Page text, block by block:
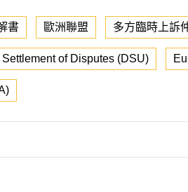
書 歐洲聯盟 多方臨時上訴
of Disputes (DSU)